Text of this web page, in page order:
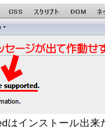
インストール出来